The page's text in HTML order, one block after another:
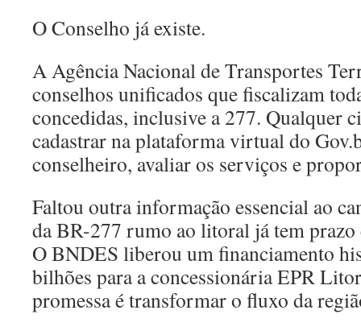
O Conselho já existe.
A Agência Nacional de Transportes
conselhos unificados que fiscalizam
concedidas, inclusive a 277. Qualquer
cadastrar na plataforma virtual do
conselheiro, avaliar os serviços e
Faltou outra informação essencial ao
da BR-277 rumo ao litoral já tem
O BNDES liberou um financiamento
bilhões para a concessionária EPR
promessa é transformar o fluxo da